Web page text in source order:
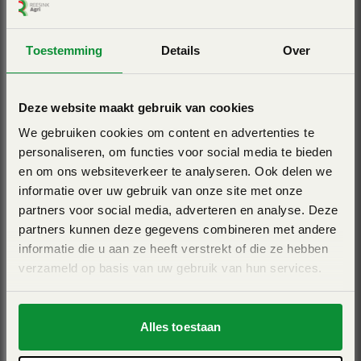
Toestemming Details Over
Deze website maakt gebruik van cookies
We gebruiken cookies om content en advertenties te
personaliseren, om functies voor social media te bieden
en om ons websiteverkeer te analyseren. Ook delen we
informatie over uw gebruik van onze site met onze
partners voor social media, adverteren en analyse. Deze
partners kunnen deze gegevens combineren met andere
informatie die u aan ze heeft verstrekt of die ze hebben
verzameld op basis van uw gebruik van hun services.
Alles toestaan
onderhoudsarm.
Voor een betere bodemaanpassing op glooiende
percelen
Glijsloffen in combinatie met looprol beschermen de
zijwanden, verbeteren de stabiliteit van de machine en
zorgen voor een betere geleiding.
Zwenkwielen voorzijde
De zwenkwielen aan de voorzijde zijn voor de BKE REV
KUHN BKE 180
Werkbreedte 1,80m - versnipperaar
View